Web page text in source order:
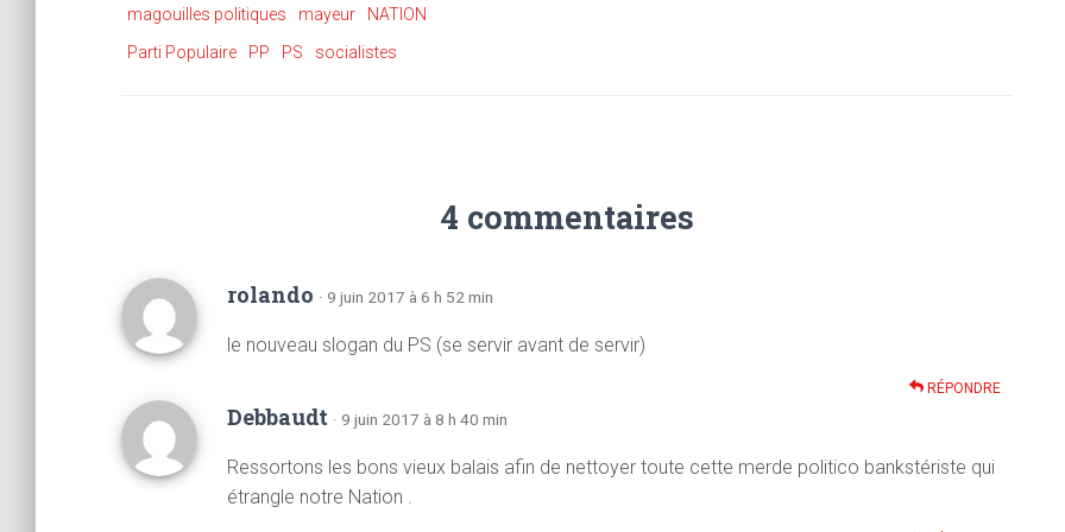
magouilles politiques mayeur
NATION
Parti Populaire
PP PS socialistes
4 commentaires
rolando · 9 juin 2017 à 6 h 52 min
le nouveau slogan du PS (se servir avant de servir)
RÉPONDRE
Debbaudt · 9 juin 2017 à 8 h 40 min
Ressortons les bons vieux balais afin de nettoyer toute cette merde politico bankstériste qui
étrangle notre Nation .